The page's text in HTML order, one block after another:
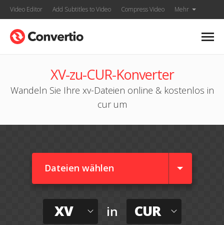
Video Editor Add Subtitles to Video Compress Video Mehr
XV-zu-CUR-Konverter
Wandeln Sie Ihre xv-Dateien online & kostenlos in
cur um
Dateien wählen
XV in CUR